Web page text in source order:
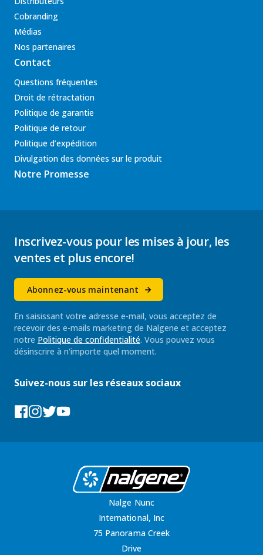
Cobranding
Médias
Nos partenaires
Contact
Questions fréquentes
Droit de rétractation
Politique de garantie
Politique de retour
Politique d’expédition
Divulgation des données sur le produit
Notre Promesse
Inscrivez-vous pour les mises à jour, les
ventes et plus encore!
Abonnez-vous maintenant
En saisissant votre adresse e-mail, vous acceptez de
recevoir des e-mails marketing de Nalgene et acceptez
notre Politique de confidentialité. Vous pouvez vous
désinscrire à n'importe quel moment.
Suivez-nous sur les réseaux sociaux
Facebook
Instagram
Tumblr
YouTube
Nalge Nunc
International, Inc
75 Panorama Creek
Drive